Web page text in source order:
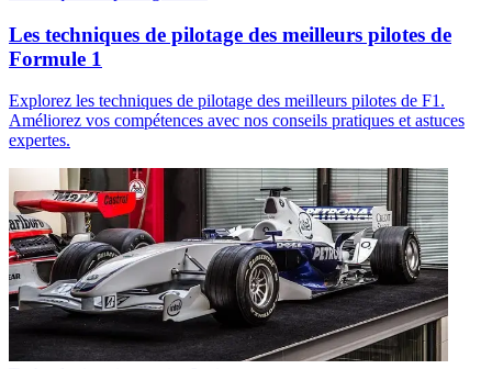
Les techniques de pilotage des meilleurs pilotes de
Formule 1
Explorez les techniques de pilotage des meilleurs pilotes de F1.
Améliorez vos compétences avec nos conseils pratiques et astuces
expertes.